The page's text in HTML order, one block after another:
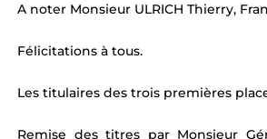
A noter Monsieur ULRICH Thierry,
Félicitations à tous.
Les titulaires des trois premières
Remise des titres par Monsieur